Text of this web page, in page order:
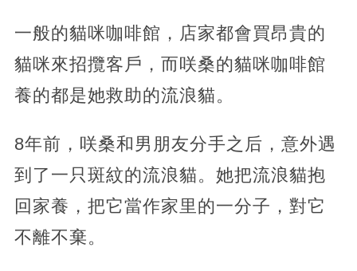
一般的貓咪咖啡館，店家都會買昂貴的
貓咪來招攬客戶，而咲桑的貓咪咖啡館
養的都是她救助的流浪貓。
8年前，咲桑和男朋友分手之后，意外遇
到了一只斑紋的流浪貓。她把流浪貓抱
回家養，把它當作家里的一分子，對它
不離不棄。